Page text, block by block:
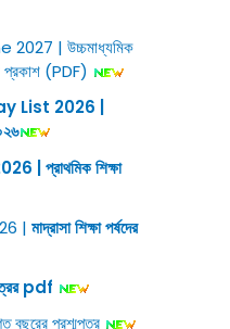
| উচ্চমাধ্যমিক
প্রকাশ (PDF)
List 2026 |
| প্রাথমিক শিক্ষা
| মাদ্রাসা শিক্ষা পর্ষদের
pdf
বছরের প্রশ্মপত্র